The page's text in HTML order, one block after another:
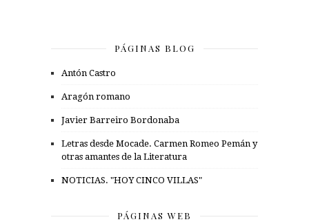
PÁGINAS BLOG
Antón Castro
Aragón romano
Javier Barreiro Bordonaba
Letras desde Mocade. Carmen Romeo Pemán y
otras amantes de la Literatura
NOTICIAS. "HOY CINCO VILLAS"
PÁGINAS WEB